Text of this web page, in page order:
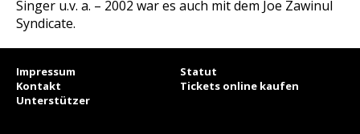
Singer u.v. a. – 2002 war es auch mit dem Joe Zawinul
Syndicate.
Impressum
Statut
Kontakt
Tickets online kaufen
Unterstützer